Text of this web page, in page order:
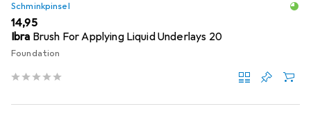
Schminkpinsel
EUR
14,95
Ibra Brush For Applying Liquid Underlays 20
Foundation